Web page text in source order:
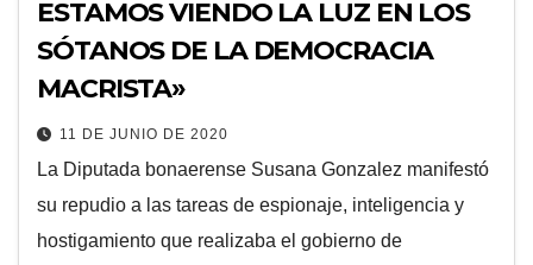
ESTAMOS VIENDO LA LUZ EN LOS
SÓTANOS DE LA DEMOCRACIA
MACRISTA»
11 DE JUNIO DE 2020
La Diputada bonaerense Susana Gonzalez manifestó
su repudio a las tareas de espionaje, inteligencia y
hostigamiento que realizaba el gobierno de